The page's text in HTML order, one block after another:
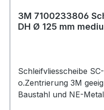
3M 7100233806
DH Ø 125 mm
Schleifvliesscheibe
o.Zentrierung 3M
Baustahl und NE-